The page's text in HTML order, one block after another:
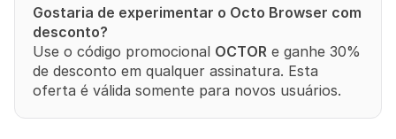
Gostaria de experimentar o Octo Browser com
desconto?
Use o código promocional OCTOR e ganhe 30%
de desconto em qualquer assinatura. Esta
oferta é válida somente para novos usuários.